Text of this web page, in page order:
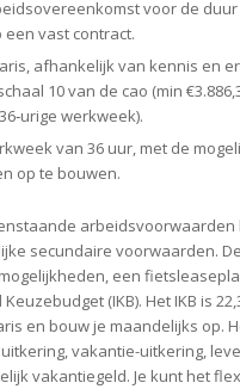
voor de
een vast contract.
afhankelijk van kennis en
10 van de cao (min
werkweek).
van 36 uur, met de
op te bouwen.
arbeidsvoorwaarden
secundaire voorwaarden.
een
(IKB). Het IKB is
en bouw je maandelijks op.
vakantie-uitkering,
vakantiegeld. Je kunt het